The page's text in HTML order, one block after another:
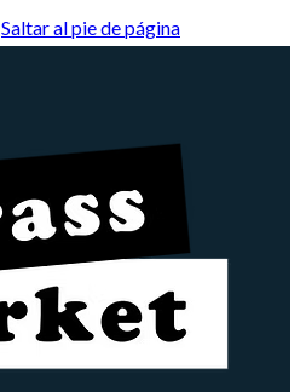
Saltar al pie de página